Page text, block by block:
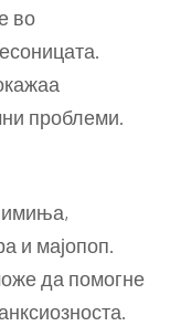
во
проблеми.
имиња,
и мајопоп.
да помогне